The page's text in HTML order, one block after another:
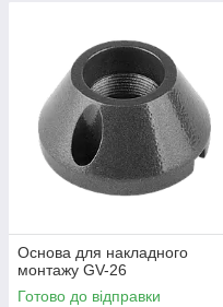
Основа для накладного
монтажу GV-26
Готово до відправки